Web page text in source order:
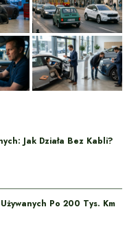
Jak Działa Bez Kabli?
Po 200 Tys. Km